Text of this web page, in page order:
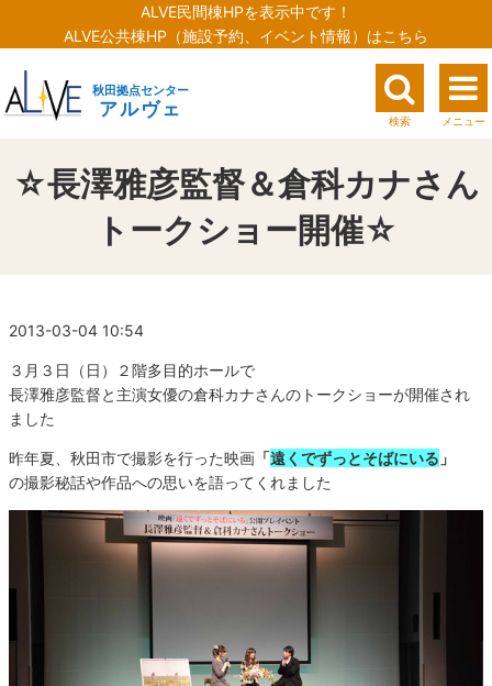
ALVE民間棟HPを表示中です！
ALVE公共棟HP（施設予約、イベント情報）はこちら
秋田拠点センター
アルヴェ
検索 メニュー
☆長澤雅彦監督＆倉科カナさん
トークショー開催☆
2013-03-04 10:54
３月３日（日）２階多目的ホールで
長澤雅彦監督と主演女優の倉科カナさんのトークショーが開催され
ました
昨年夏、秋田市で撮影を行った映画 「遠くでずっとそばにいる 」
の撮影秘話や作品への思いを語ってくれました